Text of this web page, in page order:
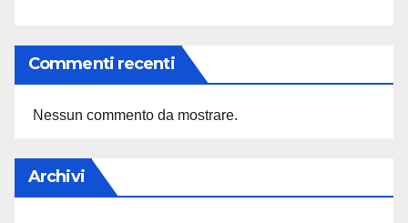
Commenti recenti
Nessun commento da mostrare.
Archivi